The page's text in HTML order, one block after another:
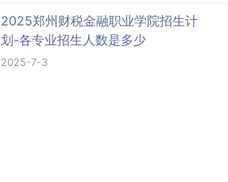
2025郑州财税金融职业学院招生计
划-各专业招生人数是多少
2025-7-3